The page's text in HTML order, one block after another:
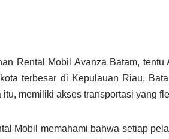
Rental Mobil Avanza Batam,
terbesar di Kepulauan Riau,
memiliki akses transportasi yang
Mobil memahami bahwa setiap